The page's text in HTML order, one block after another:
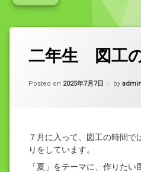
二年生 図工
Posted on 2025年7月7日 by
７月に入って、図工の時間で
りをしています。
「夏」をテーマに、作りた